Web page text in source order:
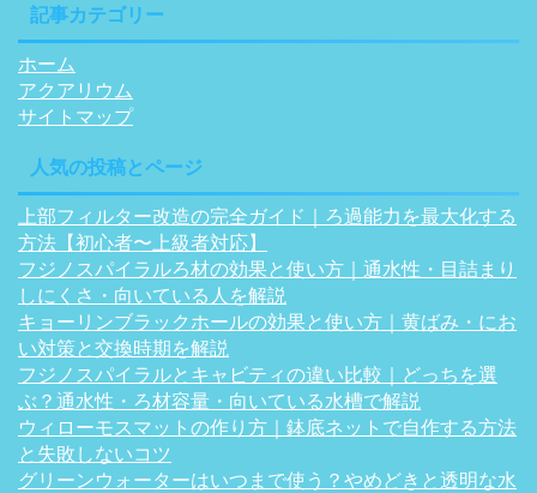
記事カテゴリー
ホーム
アクアリウム
サイトマップ
人気の投稿とページ
上部フィルター改造の完全ガイド｜ろ過能力を最大化する
方法【初心者〜上級者対応】
フジノスパイラルろ材の効果と使い方｜通水性・目詰まり
しにくさ・向いている人を解説
キョーリンブラックホールの効果と使い方｜黄ばみ・にお
い対策と交換時期を解説
フジノスパイラルとキャビティの違い比較｜どっちを選
ぶ？通水性・ろ材容量・向いている水槽で解説
ウィローモスマットの作り方｜鉢底ネットで自作する方法
と失敗しないコツ
グリーンウォーターはいつまで使う？やめどきと透明な水